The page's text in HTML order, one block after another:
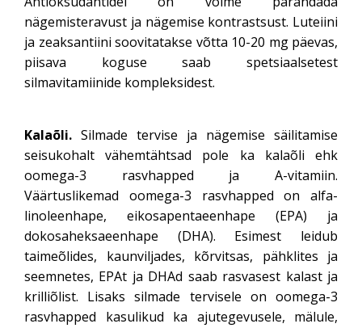
nägemisteravust ja nägemise kontrastsust. Luteiini
ja zeaksantiini soovitatakse võtta 10-20 mg päevas,
piisava koguse saab spetsiaalsetest
silmavitamiinide kompleksidest.
Kalaõli. Silmade tervise ja nägemise säilitamise
seisukohalt vähemtähtsad pole ka kalaõli ehk
oomega-3 rasvhapped ja A-vitamiin.
Väärtuslikemad oomega-3 rasvhapped on alfa-
linoleenhape, eikosapentaeenhape (EPA) ja
dokosaheksaeenhape (DHA). Esimest leidub
taimeõlides, kaunviljades, kõrvitsas, pähklites ja
seemnetes, EPAt ja DHAd saab rasvasest kalast ja
krilliõlist. Lisaks silmade tervisele on oomega-3
rasvhapped kasulikud ka ajutegevusele, mälule,